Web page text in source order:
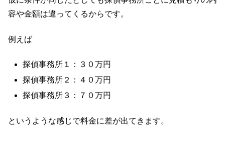
容や金額は違ってくるからです。
例えば
探偵事務所１：３０万円
探偵事務所２：４０万円
探偵事務所３：７０万円
というような感じで料金に差が出てきます。